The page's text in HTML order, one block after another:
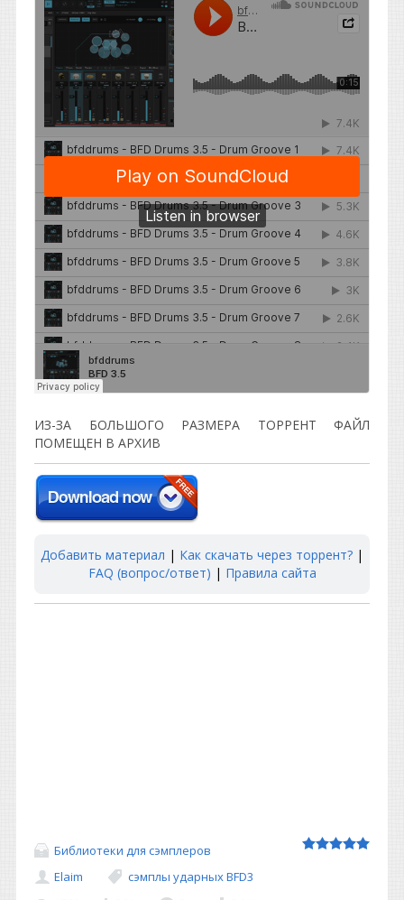
ИЗ-ЗА БОЛЬШОГО РАЗМЕРА ТОРРЕНТ ФАЙЛ
ПОМЕЩЕН В АРХИВ
Добавить материал | Как скачать через торрент? |
FAQ (вопрос/ответ) | Правила сайта
Библиотеки для сэмплеров
Elaim
сэмплы ударных BFD3